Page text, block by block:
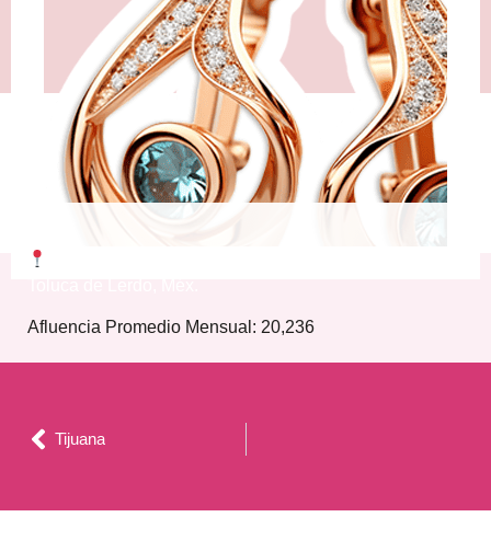
Afluencia Promedio Mensual: 20,236
Tijuana